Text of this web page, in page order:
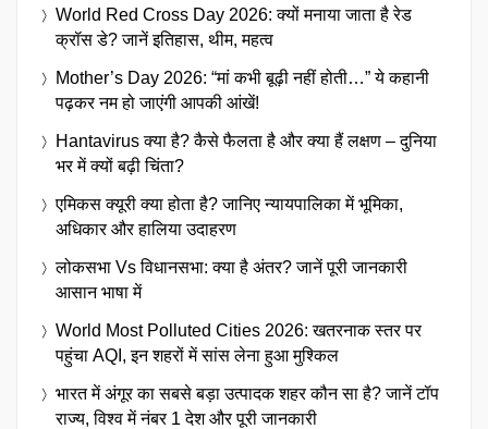
World Red Cross Day 2026: क्यों मनाया जाता है रेड
क्रॉस डे? जानें इतिहास, थीम, महत्व
Mother’s Day 2026: “मां कभी बूढ़ी नहीं होती…” ये कहानी
पढ़कर नम हो जाएंगी आपकी आंखें!
Hantavirus क्या है? कैसे फैलता है और क्या हैं लक्षण – दुनिया
भर में क्यों बढ़ी चिंता?
एमिकस क्यूरी क्या होता है? जानिए न्यायपालिका में भूमिका,
अधिकार और हालिया उदाहरण
लोकसभा Vs विधानसभा: क्या है अंतर? जानें पूरी जानकारी
आसान भाषा में
World Most Polluted Cities 2026: खतरनाक स्तर पर
पहुंचा AQI, इन शहरों में सांस लेना हुआ मुश्किल
भारत में अंगूर का सबसे बड़ा उत्पादक शहर कौन सा है? जानें टॉप
राज्य, विश्व में नंबर 1 देश और पूरी जानकारी